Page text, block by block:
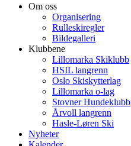
Om oss
Organisering
Rulleskiregler
Bildegalleri
Klubbene
Lillomarka Skiklubb
HSIL langrenn
Oslo Skiskytterlag
Lillomarka o-lag
Stovner Hundeklubb
Årvoll langrenn
Hasle-Løren Ski
Nyheter